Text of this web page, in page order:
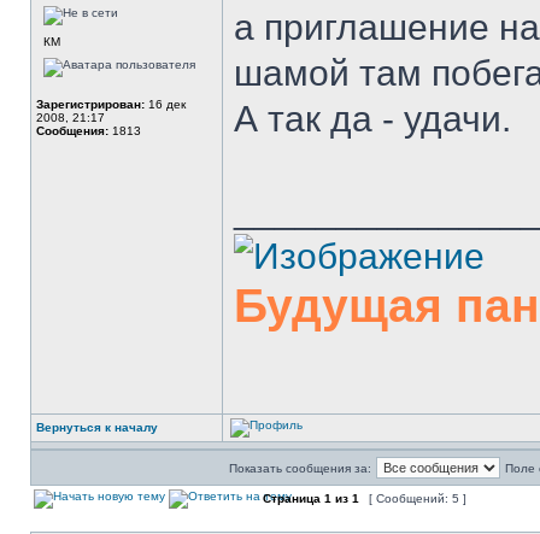
КМ
Зарегистрирован: 16 дек
2008, 21:17
Сообщения: 1813
а приглашение
шамой там
А так да - удачи.
Будущая
Вернуться к началу
Показать сообщения за: Поле
Страница 1 из 1 [ Сообщений: 5 ]